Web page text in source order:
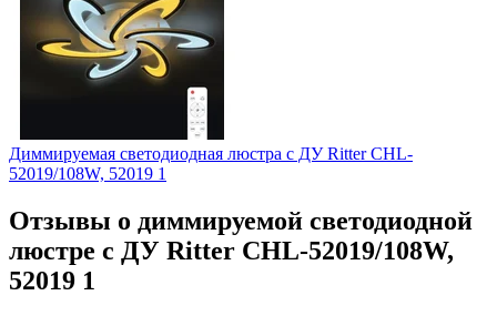
Диммируемая светодиодная люстра с ДУ Ritter CHL-
52019/108W, 52019 1
Отзывы о диммируемой светодиодной
люстре с ДУ Ritter CHL-52019/108W,
52019 1